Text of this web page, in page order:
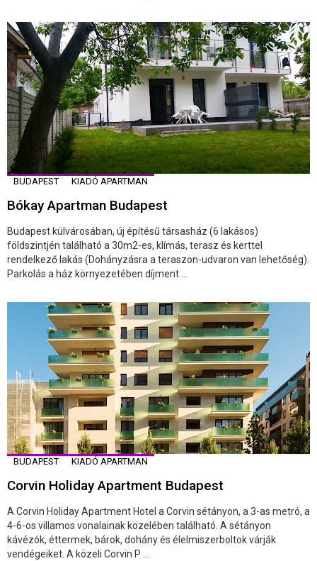
BUDAPEST KIADÓ APARTMAN
Bókay Apartman Budapest
Budapest külvárosában, új építésű társasház (6 lakásos)
földszintjén található a 30m2-es, klímás, terasz és kerttel
rendelkező lakás (Dohányzásra a teraszon-udvaron van lehetőség).
Parkolás a ház környezetében díjment ...
BUDAPEST KIADÓ APARTMAN
Corvin Holiday Apartment Budapest
A Corvin Holiday Apartment Hotel a Corvin sétányon, a 3-as metró, a
4-6-os villamos vonalainak közelében található. A sétányon
kávézók, éttermek, bárok, dohány és élelmiszerboltok várják
vendégeiket. A közeli Corvin P ...